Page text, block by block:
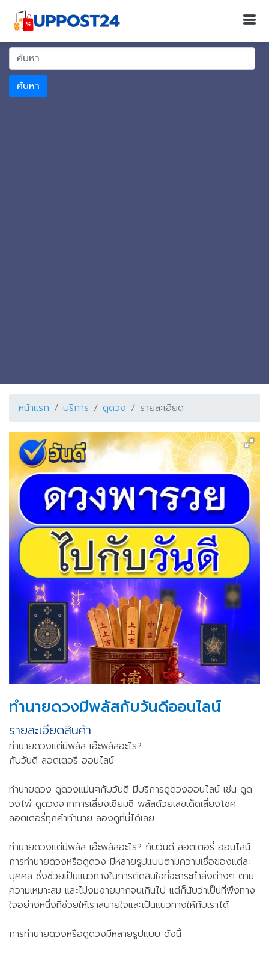
ค้นหา
หน้าแรก บริการ ดูดวง รายละเอียด
ทำนายดวงมีพลัสกับวันดีออนไลน์
รายละเอียดสินค้า
ทำนายดวงแต่มีพลัส เอ๊ะพลัสอะไร?
กับวันดี ลอตเตอรี่ ออนไลน์
ทำนายดวง ดูดวงแม่นๆกับวันดี มีบริการดูดวงออนไลน์ เช่น ดูด
วงไพ่ ดูดวงจากการเสี่ยงเซียมซี พลัสด้วยเลขเด็ดเสี่ยงโชค
ลอตเตอรี่ทุกคำทำนาย ลองดูที่นี่ได้เลย
ทำนายดวงแต่มีพลัส เอ๊ะพลัสอะไร? กับวันดี ลอตเตอรี่ ออนไลน์
การทำนายดวงหรือดูดวง มีหลายรูปแบบตามความเชื่อของแต่ละ
บุคคล ซึ่งช่วยเป็นแนวทางในการตัดสินใจที่จะกระทำสิ่งต่างๆ ตาม
ความเหมาะสม และไม่งมงายมากจนเกินไป แต่ก็นับว่าเป็นที่พึ่งทาง
ใจอย่างหนึ่งที่ช่วยให้เราสบายใจและเป็นแนวทางให้กับเราได้
การทำนายดวงหรือดูดวงมีหลายรูปแบบ ดังนี้